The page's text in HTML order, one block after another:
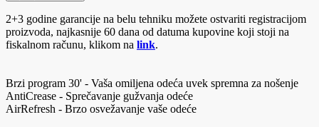
2+3 godine garancije na belu tehniku možete ostvariti registracijom
proizvoda, najkasnije 60 dana od datuma kupovine koji stoji na
fiskalnom računu, klikom na link.
Brzi program 30' - Vaša omiljena odeća uvek spremna za nošenje
AntiCrease - Sprečavanje gužvanja odeće
AirRefresh - Brzo osvežavanje vaše odeće